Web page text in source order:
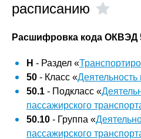
расписанию
Расшифровка кода ОКВЭД
H - Раздел «
50 - Класс «Деятельность
50.1 - Подкласс «
пассажирского
50.10 - Группа «
пассажирского